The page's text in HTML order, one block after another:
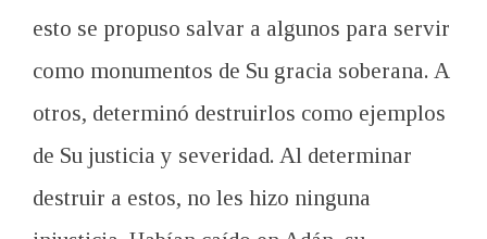
esto se propuso salvar a algunos para servir
como monumentos de Su gracia soberana. A
otros, determinó destruirlos como ejemplos
de Su justicia y severidad. Al determinar
destruir a estos, no les hizo ninguna